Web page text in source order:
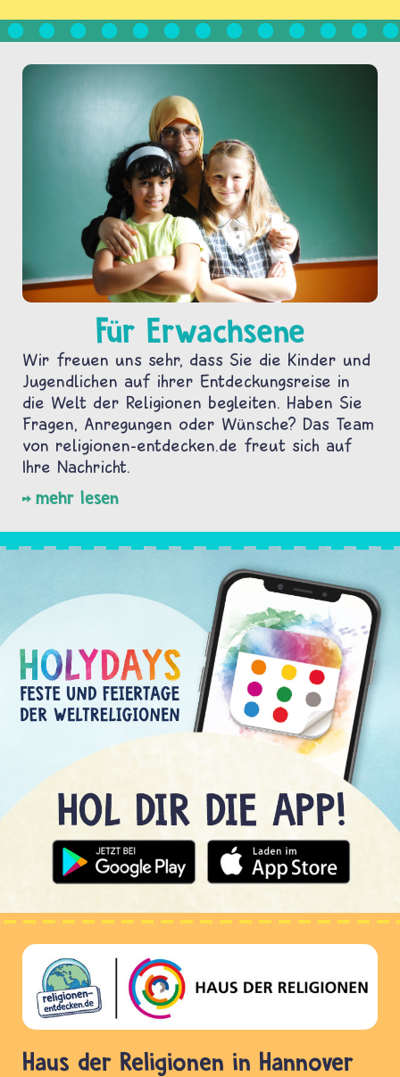
Für Erwachsene
Wir freuen uns sehr, dass Sie die Kinder und
Jugendlichen auf ihrer Entdeckungsreise in
die Welt der Religionen begleiten. Haben Sie
Fragen, Anregungen oder Wünsche? Das Team
von religionen-entdecken.de freut sich auf
Ihre Nachricht.
mehr lesen
Haus der Religionen in Hannover